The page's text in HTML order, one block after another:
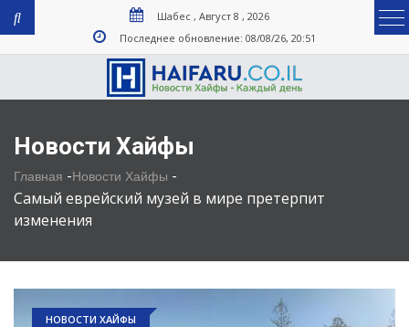
Шабес , Август 8 , 2026
Последнее обновление: 08/08/26, 20:51
Новости Хайфы
Главная -Новости Хайфы -
Самый еврейский музей в мире претерпит
изменения
НОВОСТИ ХАЙФЫ